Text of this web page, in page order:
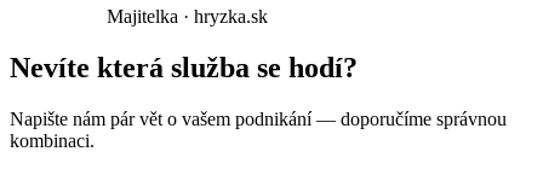
Majitelka · hryzka.sk
Nevíte která služba se hodí?
Napište nám pár vět o vašem podnikání — doporučíme správnou
kombinaci.